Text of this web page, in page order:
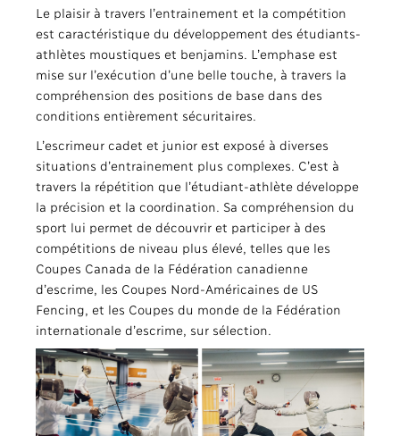
Le plaisir à travers l’entrainement et la compétition
est caractéristique du développement des étudiants-
athlètes moustiques et benjamins. L’emphase est
mise sur l’exécution d’une belle touche, à travers la
compréhension des positions de base dans des
conditions entièrement sécuritaires.
L’escrimeur cadet et junior est exposé à diverses
situations d’entrainement plus complexes. C’est à
travers la répétition que l’étudiant-athlète développe
la précision et la coordination. Sa compréhension du
sport lui permet de découvrir et participer à des
compétitions de niveau plus élevé, telles que les
Coupes Canada de la Fédération canadienne
d’escrime, les Coupes Nord-Américaines de US
Fencing, et les Coupes du monde de la Fédération
internationale d’escrime, sur sélection.